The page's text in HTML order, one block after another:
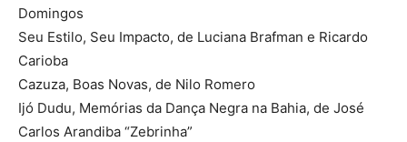
Domingos
Seu Estilo, Seu Impacto, de Luciana Brafman e Ricardo
Carioba
Cazuza, Boas Novas, de Nilo Romero
Ijó Dudu, Memórias da Dança Negra na Bahia, de José
Carlos Arandiba “Zebrinha”